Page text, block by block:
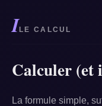
I LE CALCUL
Calculer (et
La formule simple,